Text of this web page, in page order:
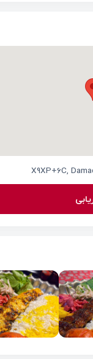
X9XP+6C,